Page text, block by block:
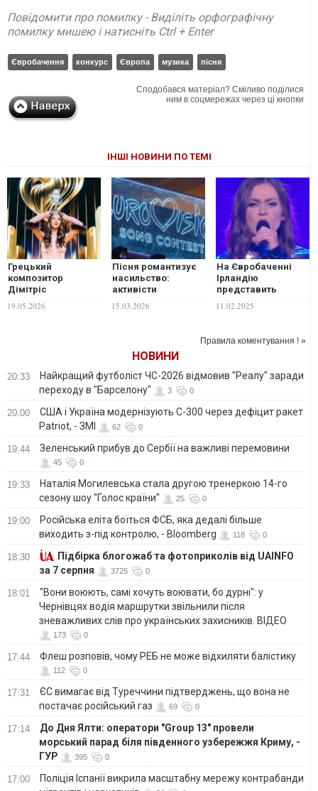
Повідомити про помилку - Виділіть орфографічну
помилку мишею і натисніть Ctrl + Enter
Євробачення конкурс Європа музика пісня
Сподобався матеріал? Сміливо поділися
ним в соцмережах через ці кнопки
ІНШІ НОВИНИ ПО ТЕМІ
Грецький
композитор
Дімітріс
заперечив
19.05.2026
Пісня романтизує
насильство:
активісти
дискваліфікувати
15.03.2026
На Євробаченні
Ірландію
представить
пісню для якої
11.02.2025
Правила коментування ! »
НОВИНИ
20:33
Найкращий футболіст ЧС-2026 відмовив "Реалу" заради
переходу в "Барселону"
3 0
20:00
США і Україна модернізують С-300 через дефіцит ракет
Patriot, - ЗМІ
62 0
19:44 Зеленський прибув до Сербії на важливі перемовини
45 0
19:33
Наталія Могилевська стала другою тренеркою 14-го
сезону шоу "Голос країни"
25 0
19:00
Російська еліта боїться ФСБ, яка дедалі більше
виходить з-під контролю, - Bloomberg
118 0
18:30
Підбірка блогожаб та фотоприколів від UAINFO
за 7 серпня
3725 0
18:01
"Вони воюють, самі хочуть воювати, бо дурні": у
Чернівцях водія маршрутки звільнили після
зневажливих слів про українських захисників. ВІДЕО
173 0
17:44 Флеш розповів, чому РЕБ не може відхиляти балістику
112 0
17:31
ЄС вимагає від Туреччини підтверджень, що вона не
постачає російський газ
69 0
17:14
До Дня Ялти: оператори "Group 13" провели
морський парад біля південного узбережжя Криму, -
ГУР
395 0
17:00
Поліція Іспанії викрила масштабну мережу контрабанди